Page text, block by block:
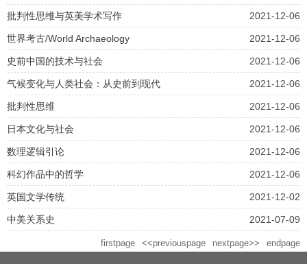
批判性思维与英美学术写作 2021-12-06
世界考古/World Archaeology 2021-12-06
史前中国的技术与社会 2021-12-06
气候变化与人类社会：从史前到现代 2021-12-06
批判性思维 2021-12-06
日本文化与社会 2021-12-06
数理逻辑引论 2021-12-06
科幻作品中的哲学 2021-12-06
英国文学传统 2021-12-02
中美关系史 2021-07-09
firstpage <<previouspage nextpage>> endpage